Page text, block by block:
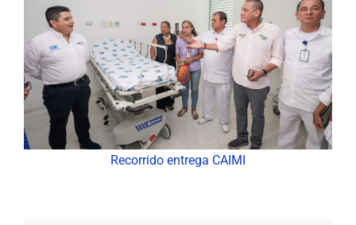
Recorrido entrega CAIMI